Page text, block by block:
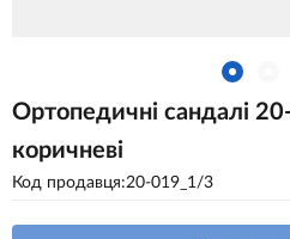
Ортопедичні сандалі
коричневі
Код продавця:20-019_1/3